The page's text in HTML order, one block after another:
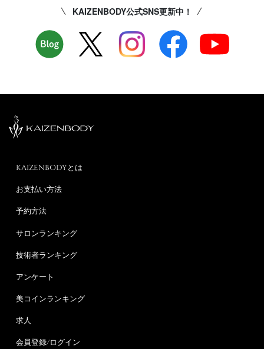
KAIZENBODY公式SNS更新中！
KAIZENBODYとは
お支払い方法
予約方法
サロンランキング
技術者ランキング
アンケート
美コインランキング
求人
会員登録/ログイン